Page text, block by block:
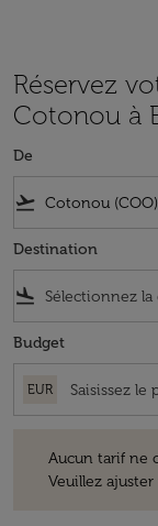
Réservez
Cotonou à
De
flight_takeoff
Destination
flight_land
Budget
EUR
Aucun tarif ne
Veuillez ajuster